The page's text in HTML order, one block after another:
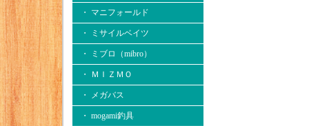
・ マニフォールド
・ ミサイルベイツ
・ ミブロ（mibro）
・ ＭＩＺＭＯ
・ メガバス
・ mogami釣具